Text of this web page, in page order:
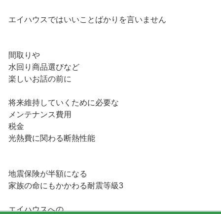
エイハウスではいいことばかりを言いません
間取りや
水回り商品選びなど
楽しいお話の前に
将来維持していくために必要な
メンテナンス費用
税金
光熱費に関わる断熱性能
地震保険が半額になる
家族の命にもかかわる耐震等級3
エイハウスへの